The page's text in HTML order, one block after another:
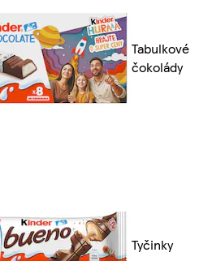
Tabulkové
čokolády
Tyčinky